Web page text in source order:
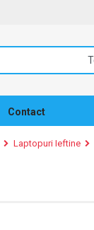
Contact
Laptopuri Ieftine